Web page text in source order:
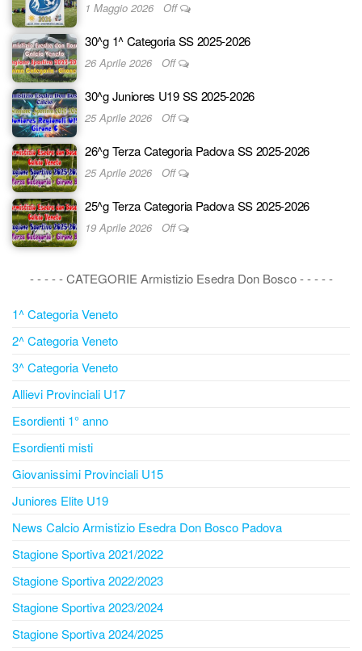
1 Maggio 2026 Off
30^g 1^ Categoria SS 2025-2026
26 Aprile 2026 Off
30^g Juniores U19 SS 2025-2026
25 Aprile 2026 Off
26^g Terza Categoria Padova SS 2025-2026
25 Aprile 2026 Off
25^g Terza Categoria Padova SS 2025-2026
19 Aprile 2026 Off
- - - - - CATEGORIE Armistizio Esedra Don Bosco - - - - -
1^ Categoria Veneto
2^ Categoria Veneto
3^ Categoria Veneto
Allievi Provinciali U17
Esordienti 1° anno
Esordienti misti
Giovanissimi Provinciali U15
Juniores Elite U19
News Calcio Armistizio Esedra Don Bosco Padova
Stagione Sportiva 2021/2022
Stagione Sportiva 2022/2023
Stagione Sportiva 2023/2024
Stagione Sportiva 2024/2025